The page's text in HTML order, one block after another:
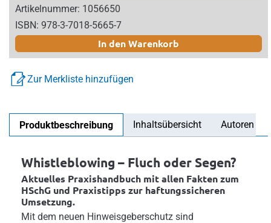
Artikelnummer: 1056650
ISBN: 978-3-7018-5665-7
In den Warenkorb
Zur Merkliste hinzufügen
Produktbeschreibung Inhaltsübersicht Autoren
Whistleblowing – Fluch oder Segen?
Aktuelles Praxishandbuch mit allen Fakten zum
HSchG und Praxistipps zur haftungssicheren
Umsetzung.
Mit dem neuen Hinweisgeberschutz sind